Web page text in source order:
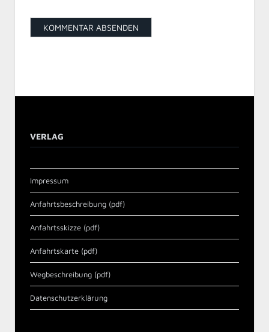
VERLAG
Impressum
Anfahrtsbeschreibung (pdf)
Anfahrtsskizze (pdf)
Anfahrtskarte (pdf)
Wegbeschreibung (pdf)
Datenschutzerklärung